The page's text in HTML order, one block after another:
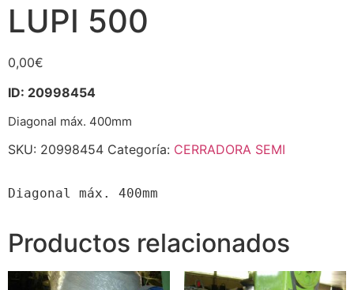
LUPI 500
0,00€
ID: 20998454
Diagonal máx. 400mm
SKU: 20998454 Categoría: CERRADORA SEMI
Diagonal máx. 400mm
Productos relacionados